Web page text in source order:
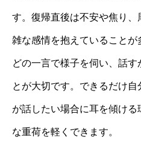
す。復帰直後は不安や焦り
雑な感情を抱えていること
どの一言で様子を伺い、話
とが大切です。できるだけ
が話したい場合に耳を傾け
な重荷を軽くできます。